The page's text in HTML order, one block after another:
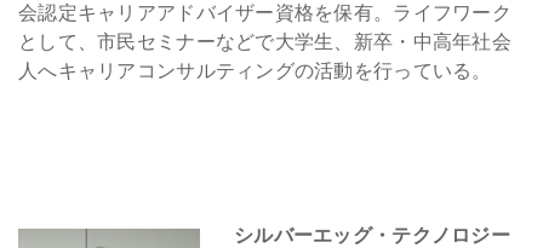
会認定キャリアアドバイザー資格を保有。ライフワーク
として、市民セミナーなどで大学生、新卒・中高年社会
人へキャリアコンサルティングの活動を行っている。
シルバーエッグ・テクノロジー